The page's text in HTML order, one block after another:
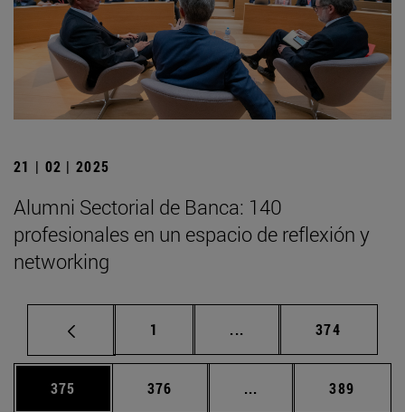
21 | 02 | 2025
Alumni Sectorial de Banca: 140
profesionales en un espacio de reflexión y
networking
Página
1 ... Páginas intermedias
Página
374
Página
375 Página
376 ... Páginas intermedias
Página
389